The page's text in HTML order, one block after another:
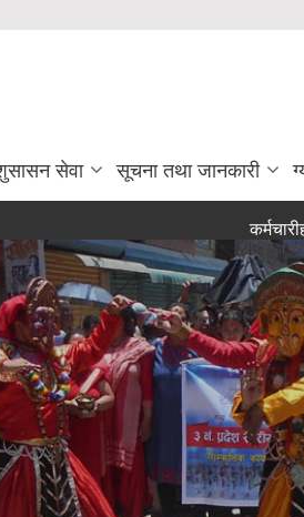
सेवा सूचना तथा जानकारी
कर्मचारीहरुको
तपाईलाई स्वागत छ । तपार्इ नगर कार्यपालिका क्षेत्रमा